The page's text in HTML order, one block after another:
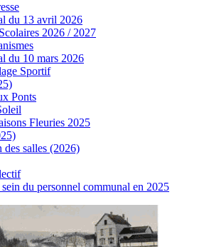
du 13 avril 2026
2026 / 2027
du 10 mars 2026
Sportif
Ponts
Fleuries 2025
salles (2026)
du personnel communal en 2025